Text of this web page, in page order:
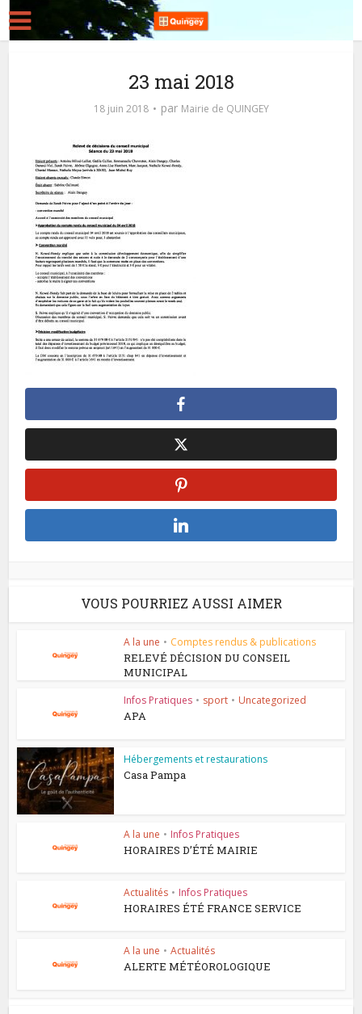
23 mai 2018
18 juin 2018 par Mairie de QUINGEY
VOUS POURRIEZ AUSSI AIMER
A la une • Comptes rendus & publications
RELEVÉ DÉCISION DU CONSEIL
MUNICIPAL
Infos Pratiques • sport • Uncategorized
APA
Hébergements et restaurations
Casa Pampa
A la une • Infos Pratiques
HORAIRES D’ÉTÉ MAIRIE
Actualités • Infos Pratiques
HORAIRES ÉTÉ FRANCE SERVICE
A la une • Actualités
ALERTE MÉTÉOROLOGIQUE